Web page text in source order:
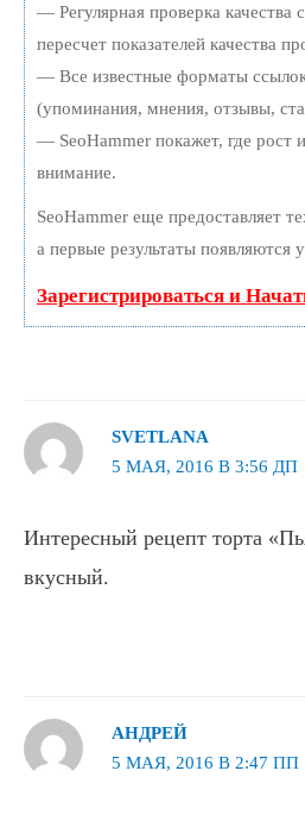
— Регулярная проверка
пересчет показателей качества
— Все известные форматы
(упоминания, мнения, отзывы,
— SeoHammer покажет, где рост
внимание.
SeoHammer еще предоставляет
а первые результаты появляются
Зарегистрироваться и
SVETLANA
5 МАЯ, 2016 В 3:56 ДП
Интересный рецепт торта
вкусный.
АНДРЕЙ
5 МАЯ, 2016 В 2:47 ПП